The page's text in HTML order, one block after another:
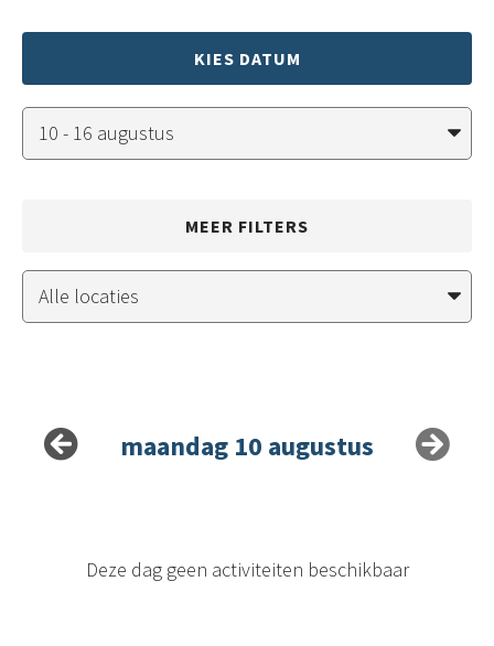
KIES DATUM
MEER FILTERS
maandag 10 augustus
Deze dag geen activiteiten beschikbaar